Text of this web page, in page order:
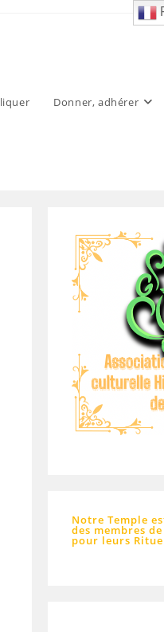
Donner, adhérer
Notre Temple
des membres
pour leurs